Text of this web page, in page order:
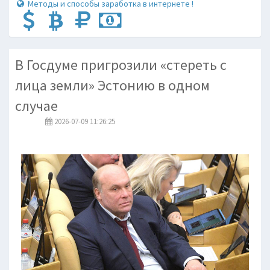
Методы и способы заработка в интернете !
В Госдуме пригрозили «стереть с
лица земли» Эстонию в одном
случае
2026-07-09 11:26:25